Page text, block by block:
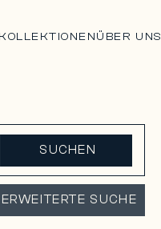
ÜBER UNS
SUCHEN
ERWEITERTE SUCHE